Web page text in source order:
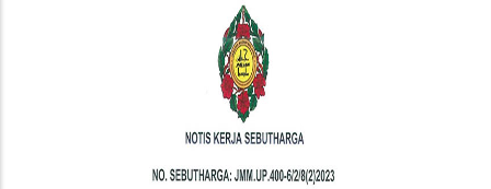
Sebutharga)
Penyelenggaraan
Sistem
Kumbahan